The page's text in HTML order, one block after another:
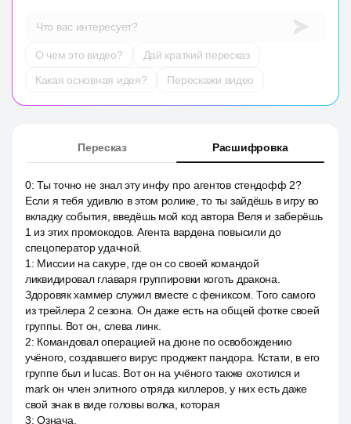
Что вас интересует?
О чем это видео?
Дай краткий пересказ
Какая основная идея?
Перескажи видео
Пересказ Расшифровка
0:Ты точно не знал эту инфу про агентов стендофф 2?
Если я тебя удивлю в этом ролике, то ты зайдёшь в игру во
вкладку события, введёшь мой код автора Веля и заберёшь
1 из этих промокодов. Агента вардена повысили до
спецоператор удачной.
1 : Миссии на сакуре, где он со своей командой
ликвидировал главаря группировки коготь дракона.
Здоровяк хаммер служил вместе с фениксом. Того самого
из трейлера 2 сезона. Он даже есть на общей фотке своей
группы. Вот он, слева линк.
2: Командовал операцией на дюне по освобождению
учёного, создавшего вирус проджект пандора. Кстати, в его
группе был и lucas. Вот он на учёного также охотился и
mark он член элитного отряда киллеров, у них есть даже
свой знак в виде головы волка, которая
3:Означа.